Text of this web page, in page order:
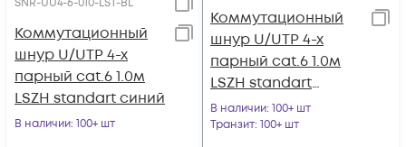
SNR-UU4-6-010-LST-BL
Коммутационный
шнур U/UTP 4-х
парный cat.6 1.0м
LSZH standart синий
В наличии: 100+ шт
Коммутационный
шнур U/UTP 4-х
парный cat.6 1.0м
LSZH standart
серый
В наличии: 100+ шт
Транзит: 100+ шт